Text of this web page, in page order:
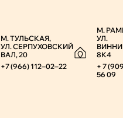
М. ТУЛЬСКАЯ,
УЛ. СЕРПУХОВСКИЙ
ВАЛ, 20
+7 (966) 112‒02‒22
М.
УЛ.
8К4
+ 7
56 09